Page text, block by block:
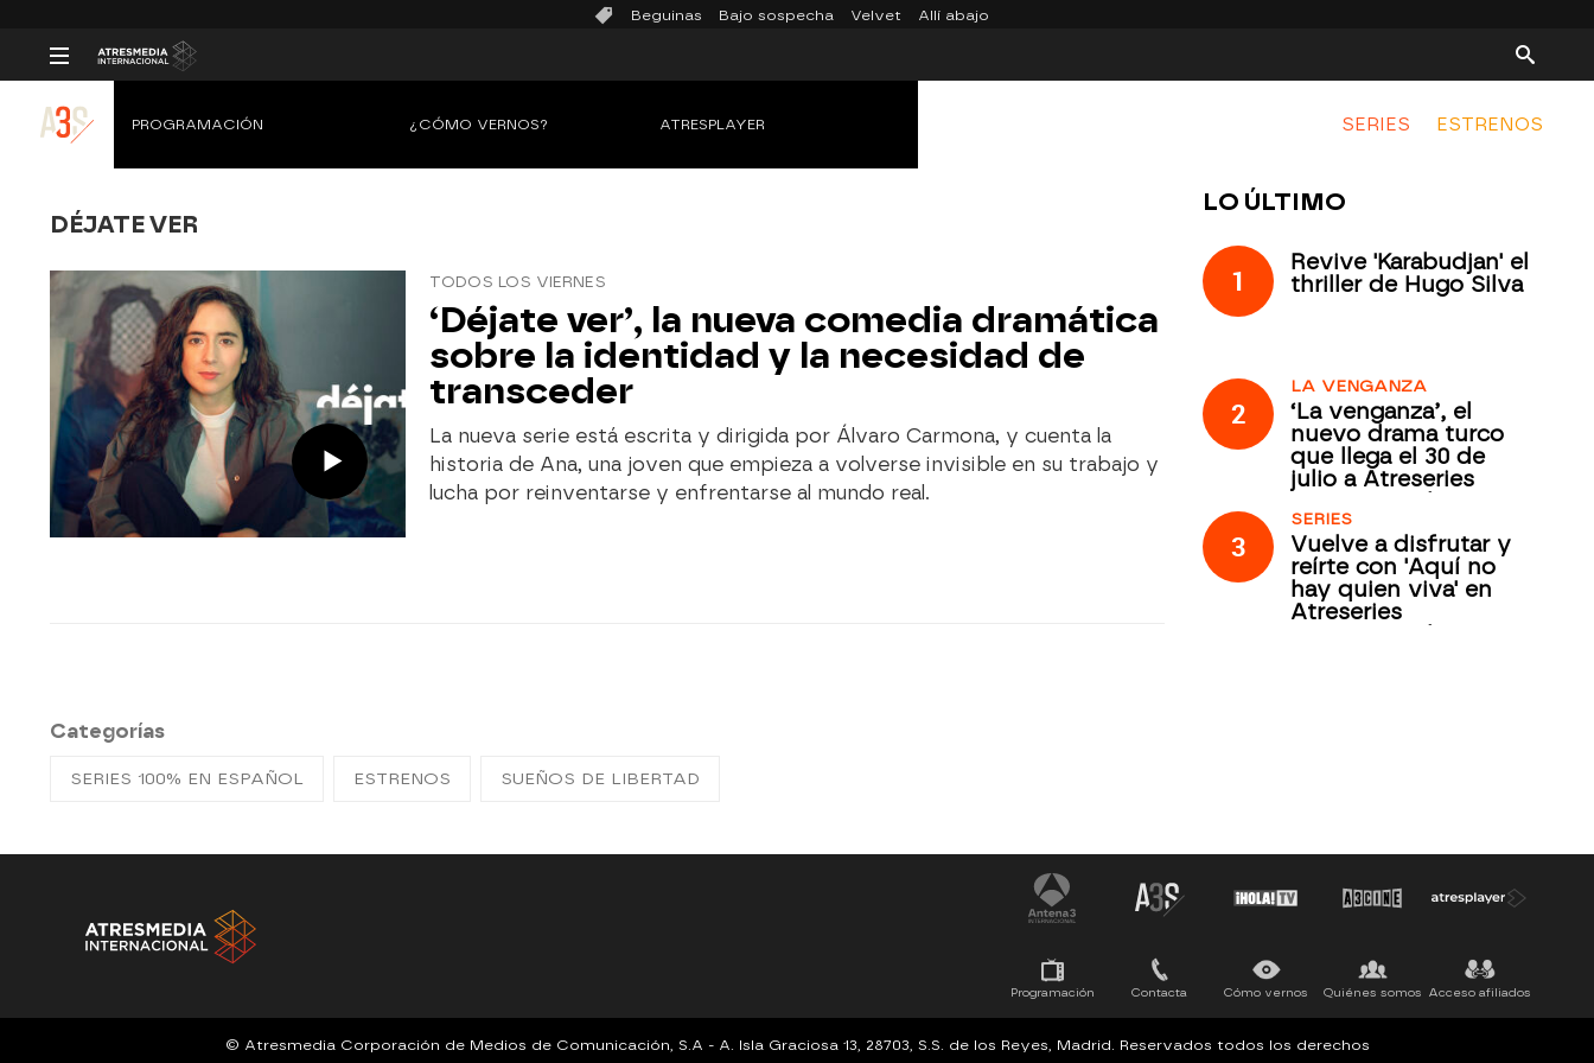
Beguinas Bajo sospecha Velvet Allí abajo
SERIES ESTRENOS
PROGRAMACIÓN ¿CÓMO VERNOS? ATRESPLAYER
DÉJATE VER
TODOS LOS VIERNES
‘Déjate ver’, la nueva comedia dramática
sobre la identidad y la necesidad de
transceder
La nueva serie está escrita y dirigida por Álvaro Carmona, y cuenta la
historia de Ana, una joven que empieza a volverse invisible en su trabajo y
lucha por reinventarse y enfrentarse al mundo real.
LO ÚLTIMO
1
Revive 'Karabudjan' el
thriller de Hugo Silva
2
LA VENGANZA
‘La venganza’, el
nuevo drama turco
que llega el 30 de
julio a Atreseries
Internacional
3
SERIES
Vuelve a disfrutar y
reírte con 'Aquí no
hay quien viva' en
Atreseries
Internacional
Categorías
SERIES 100% EN ESPAÑOL ESTRENOS SUEÑOS DE LIBERTAD
Programación Contacta Cómo vernos Quiénes somos Acceso afiliados
© Atresmedia Corporación de Medios de Comunicación, S.A - A. Isla Graciosa 13, 28703, S.S. de los Reyes, Madrid. Reservados todos los derechos